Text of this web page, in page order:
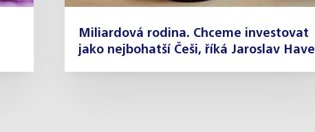
Miliardová rodina. Chceme investovat
jako nejbohatší Češi, říká Jaroslav Havel